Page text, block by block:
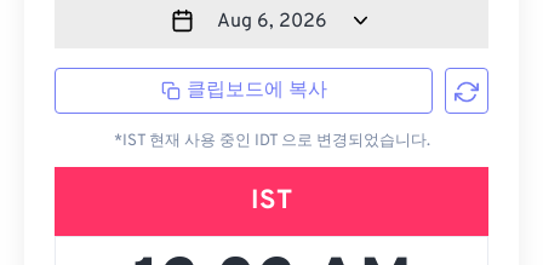
클립보드에 복사
*IST 현재 사용 중인 IDT 으로 변경되었습니다.
IST